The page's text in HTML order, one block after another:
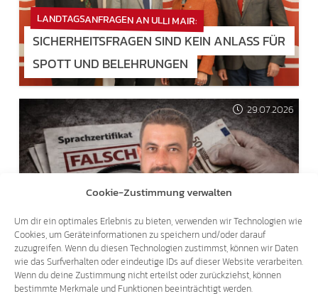
Cookie-Zustimmung verwalten
Um dir ein optimales Erlebnis zu bieten, verwenden wir Technologien wie
Cookies, um Geräteinformationen zu speichern und/oder darauf
zuzugreifen. Wenn du diesen Technologien zustimmst, können wir Daten
wie das Surfverhalten oder eindeutige IDs auf dieser Website verarbeiten.
Wenn du deine Zustimmung nicht erteilst oder zurückziehst, können
bestimmte Merkmale und Funktionen beeinträchtigt werden.
LANDTAGSANFRAGEN AN ULLI MAIR:
SICHERHEITSFRAGEN SIND KEIN ANLASS FÜR
SPOTT UND BELEHRUNGEN
29.07.2026
GEFÄLSCHTE SPRACHZERTIFIKATE:
JETZT BRAUCHT ES KONTROLLEN UND
HARTE KONSEQUENZEN!